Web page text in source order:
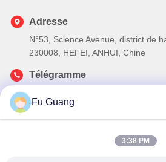
Adresse
N°53, Science Avenue, district de
230008, HEFEI, ANHUI, Chine
Télégramme
Fu Guang
3:38 PM